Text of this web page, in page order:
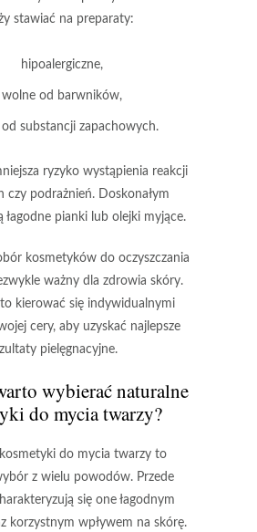
stawiać na preparaty:
hipoalergiczne,
wolne od barwników,
substancji zapachowych.
ryzyko wystąpienia reakcji
czy podrażnień. Doskonałym
łagodne pianki lub olejki myjące.
kosmetyków do oczyszczania
ważny dla zdrowia skóry.
kierować się indywidualnymi
cery, aby uzyskać najlepsze
pielęgnacyjne.
wybieraćnaturalne
do mycia twarzy?
do mycia twarzyto
z wielu powodów. Przede
się one łagodnym
korzystnym wpływem na skórę.